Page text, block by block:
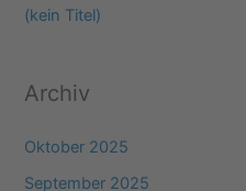
h
(kein Titel)
Archiv
Oktober 2025
September 2025